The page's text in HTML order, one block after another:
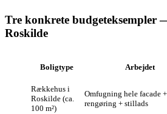
Tre konkrete budgeteksempler
Roskilde
Boligtype Arbejdet
Rækkehus i
Roskilde (ca.
100 m²)
Omfugning hele facade
rengøring + stillads